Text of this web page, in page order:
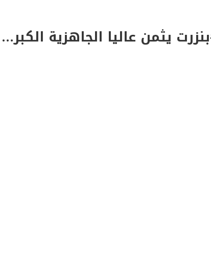
** خلال زيارته لمقر المركز المتقدم للحماية المدنية بسيدي نصير: *#والي #بنزرت يثمن عاليا الجاهزية الكبرى لمصالح الحماية المدنية وبقية أعضاء اللجنة الجهوية ونظيراتها المحلية لتنظيم النجدة.